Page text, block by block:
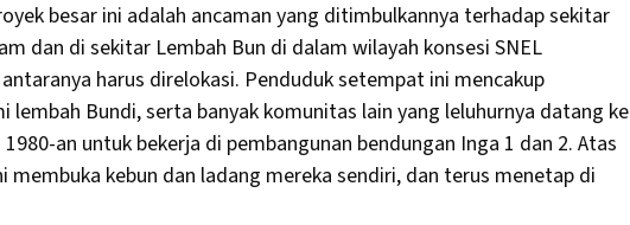
besar ini adalah ancaman yang ditimbulkannya terhadap sekitar
dan di sekitar Lembah Bun di dalam wilayah konsesi SNEL
harus direlokasi. Penduduk setempat ini mencakup
lembah Bundi, serta banyak komunitas lain yang leluhurnya datang ke
an untuk bekerja di pembangunan bendungan Inga 1 dan 2. Atas
kebun dan ladang mereka sendiri, dan terus menetap di